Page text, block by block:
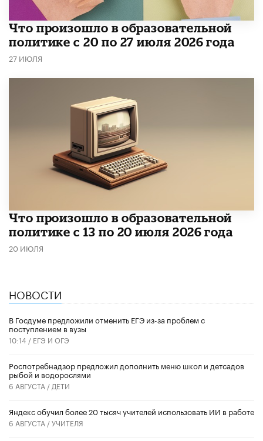
​Что произошло в образовательной
политике с 20 по 27 июля 2026 года
27 ИЮЛЯ
Что произошло в образовательной
политике с 13 по 20 июля 2026 года
20 ИЮЛЯ
НОВОСТИ
В Госдуме предложили отменить ЕГЭ из-за проблем с
поступлением в вузы
10:14 / ЕГЭ И ОГЭ
Роспотребнадзор предложил дополнить меню школ и детсадов
рыбой и водорослями
6 АВГУСТА / ДЕТИ
​Яндекс обучил более 20 тысяч учителей использовать ИИ в работе
6 АВГУСТА /УЧИТЕЛЯ